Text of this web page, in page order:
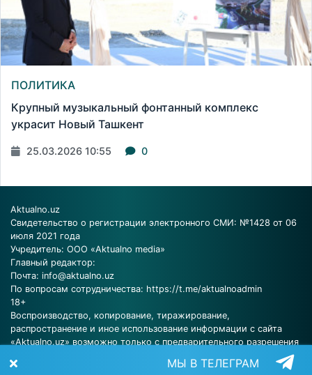
ПОЛИТИКА
Крупный музыкальный фонтанный комплекс
украсит Новый Ташкент
25.03.2026 10:55 0
Aktualno.uz
Свидетельство о регистрации электронного СМИ: №1428 от 06
июля 2021 года
Учредитель: ООО «Aktualno media»
Главный редактор:
Почта: info@aktualno.uz
По вопросам сотрудничества: https://t.me/aktualnoadmin
18+
Воспроизводство, копирование, тиражирование,
распространение и иное использование информации с сайта
«Aktualno.uz» возможно только с предварительного разрешения
МЫ В ТЕЛЕГРАМ